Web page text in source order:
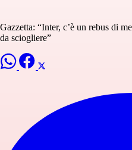
Gazzetta: “Inter, c’è un rebus di
da sciogliere”